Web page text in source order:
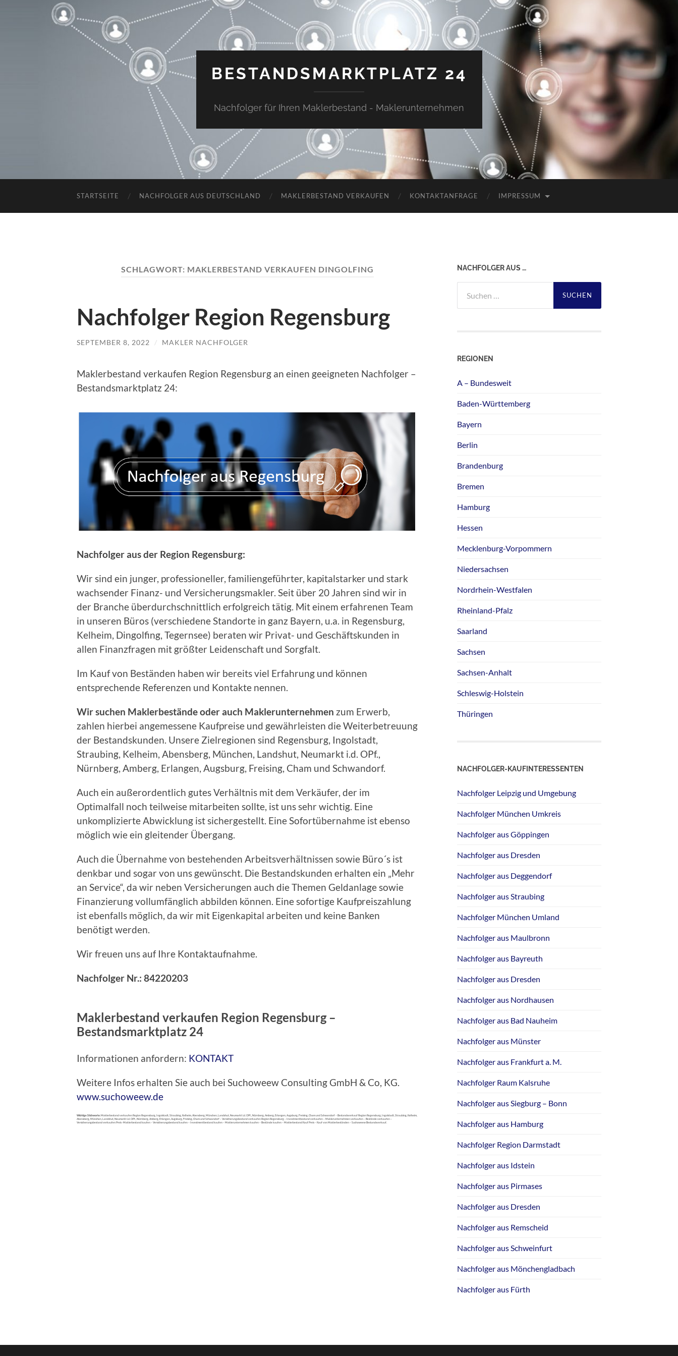
BESTANDSMARKTPLATZ 24
Nachfolger für Ihren Maklerbestand - Maklerunternehmen
STARTSEITE NACHFOLGER AUS DEUTSCHLAND MAKLERBESTAND VERKAUFEN KONTAKTANFRAGE IMPRESSUM
SCHLAGWORT: MAKLERBESTAND VERKAUFEN DINGOLFING
Nachfolger Region Regensburg
SEPTEMBER 8, 2022 / MAKLER NACHFOLGER
Maklerbestand verkaufen Region Regensburg an einen geeigneten Nachfolger –
Bestandsmarktplatz 24:
Nachfolger aus der Region Regensburg:
Wir sind ein junger, professioneller, familiengeführter, kapitalstarker und stark
wachsender Finanz- und Versicherungsmakler. Seit über 20 Jahren sind wir in
der Branche überdurchschnittlich erfolgreich tätig. Mit einem erfahrenen Team
in unseren Büros (verschiedene Standorte in ganz Bayern, u.a. in Regensburg,
Kelheim, Dingolfing, Tegernsee) beraten wir Privat- und Geschäftskunden in
allen Finanzfragen mit größter Leidenschaft und Sorgfalt.
Im Kauf von Beständen haben wir bereits viel Erfahrung und können
entsprechende Referenzen und Kontakte nennen.
Wir suchen Maklerbestände oder auch Maklerunternehmen zum Erwerb,
zahlen hierbei angemessene Kaufpreise und gewährleisten die Weiterbetreuung
der Bestandskunden. Unsere Zielregionen sind Regensburg, Ingolstadt,
Straubing, Kelheim, Abensberg, München, Landshut, Neumarkt i.d. OPf.,
Nürnberg, Amberg, Erlangen, Augsburg, Freising, Cham und Schwandorf.
Auch ein außerordentlich gutes Verhältnis mit dem Verkäufer, der im
Optimalfall noch teilweise mitarbeiten sollte, ist uns sehr wichtig. Eine
unkomplizierte Abwicklung ist sichergestellt. Eine Sofortübernahme ist ebenso
möglich wie ein gleitender Übergang.
Auch die Übernahme von bestehenden Arbeitsverhältnissen sowie Büro´s ist
denkbar und sogar von uns gewünscht. Die Bestandskunden erhalten ein „Mehr
an Service“, da wir neben Versicherungen auch die Themen Geldanlage sowie
Finanzierung vollumfänglich abbilden können. Eine sofortige Kaufpreiszahlung
ist ebenfalls möglich, da wir mit Eigenkapital arbeiten und keine Banken
benötigt werden.
Wir freuen uns auf Ihre Kontaktaufnahme.
Nachfolger Nr.: 84220203
Maklerbestand verkaufen Region Regensburg –
Bestandsmarktplatz 24
Informationen anfordern: KONTAKT
Weitere Infos erhalten Sie auch bei Suchoweew Consulting GmbH & Co, KG.
www.suchoweew.de
Wichtige Stichworte:Maklerbestand verkaufen Region Regensburg, Ingolstadt, Straubing, Kelheim, Abensberg, München, Landshut, Neumarkt i.d. OPf., Nürnberg, Amberg, Erlangen, Augsburg, Freising, Cham und Schwandorf – Bestandsverkauf Region Regensburg, Ingolstadt, Straubing, Kelheim,
Abensberg, München, Landshut, Neumarkt i.d. OPf., Nürnberg, Amberg, Erlangen, Augsburg, Freising, Cham und Schwandorf – Versicherungsbestand verkaufen Region Regensburg – Investmentbestand verkaufen – Maklerunternehmen verkaufen – Bestände verkaufen –
Versicherungsbestand verkaufen Preis -Maklerbestand kaufen – Versicherungsbestand kaufen – Investmentbestand kaufen – Maklerunternehmen kaufen – Bestände kaufen – Maklerbestand Kauf Preis – Kauf von Maklerbeständen – Suchoweew Bestandsverkauf.
NACHFOLGER AUS …
nach:
REGIONEN
A – Bundesweit
Baden-Württemberg
Bayern
Berlin
Brandenburg
Bremen
Hamburg
Hessen
Mecklenburg-Vorpommern
Niedersachsen
Nordrhein-Westfalen
Rheinland-Pfalz
Saarland
Sachsen
Sachsen-Anhalt
Schleswig-Holstein
Thüringen
NACHFOLGER-KAUFINTERESSENTEN
Nachfolger Leipzig und Umgebung
Nachfolger München Umkreis
Nachfolger aus Göppingen
Nachfolger aus Dresden
Nachfolger aus Deggendorf
Nachfolger aus Straubing
Nachfolger München Umland
Nachfolger aus Maulbronn
Nachfolger aus Bayreuth
Nachfolger aus Dresden
Nachfolger aus Nordhausen
Nachfolger aus Bad Nauheim
Nachfolger aus Münster
Nachfolger aus Frankfurt a. M.
Nachfolger Raum Kalsruhe
Nachfolger aus Siegburg – Bonn
Nachfolger aus Hamburg
Nachfolger Region Darmstadt
Nachfolger aus Idstein
Nachfolger aus Pirmases
Nachfolger aus Dresden
Nachfolger aus Remscheid
Nachfolger aus Schweinfurt
Nachfolger aus Mönchengladbach
Nachfolger aus Fürth